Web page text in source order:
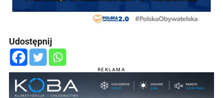
Udostępnij
REKLAMA